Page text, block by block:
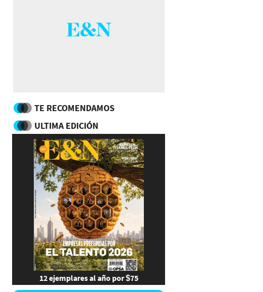
TE RECOMENDAMOS
ULTIMA EDICIÓN
12 ejemplares al año por $75